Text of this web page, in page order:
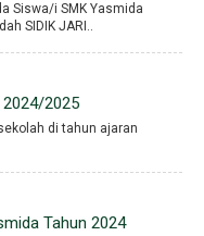
Siswa/i SMK Yasmida
SIDIK JARI..
2025
di tahun ajaran
Tahun 2024